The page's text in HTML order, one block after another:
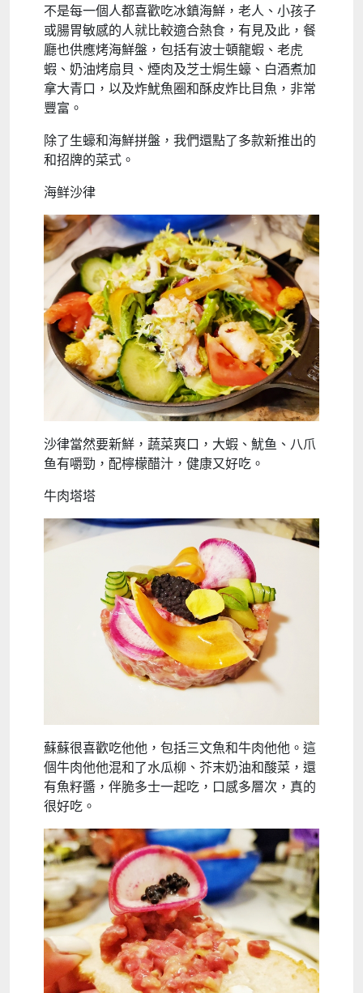
不是每一個人都喜歡吃冰鎮海鮮，老人、小孩子
或腸胃敏感的人就比較適合熱食，有見及此，餐
廳也供應烤海鮮盤，包括有波士頓龍蝦、老虎
蝦、奶油烤扇貝、煙肉及芝士焗生蠔、白酒煮加
拿大青口，以及炸魷魚圈和酥皮炸比目魚，非常
豐富。
除了生蠔和海鮮拼盤，我們還點了多款新推出的
和招牌的菜式。
海鲜沙律
沙律當然要新鮮，蔬菜爽口，大蝦、魷鱼、八爪
鱼有嚼勁，配檸檬醋汁，健康又好吃。
牛肉塔塔
蘇蘇很喜歡吃他他，包括三文魚和牛肉他他。這
個牛肉他他混和了水瓜柳、芥末奶油和酸菜，還
有魚籽醬，伴脆多士一起吃，口感多層次，真的
很好吃。